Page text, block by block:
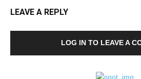
LEAVE A REPLY
LOG IN TO LEAVE A